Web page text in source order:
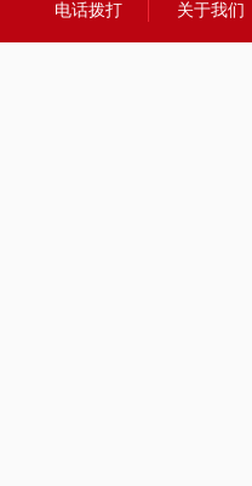
电话拨打 关于我们